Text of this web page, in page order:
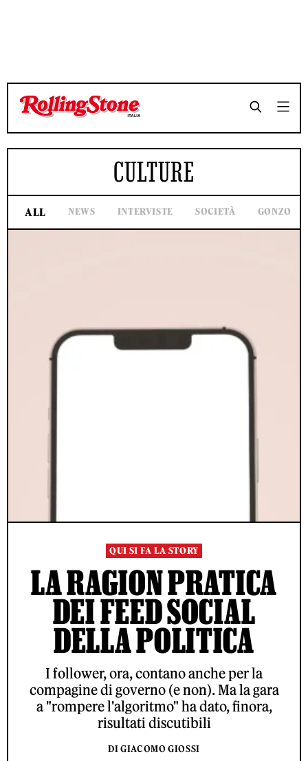
CULTURE
ALL NEWS INTERVISTE SOCIETÀ GONZO
QUI SI FA LA STORY
LA RAGION PRATICA
DEI FEED SOCIAL
DELLA POLITICA
I follower, ora, contano anche per la
compagine di governo (e non). Ma la gara
a "rompere l'algoritmo" ha dato, finora,
risultati discutibili
DI GIACOMO GIOSSI